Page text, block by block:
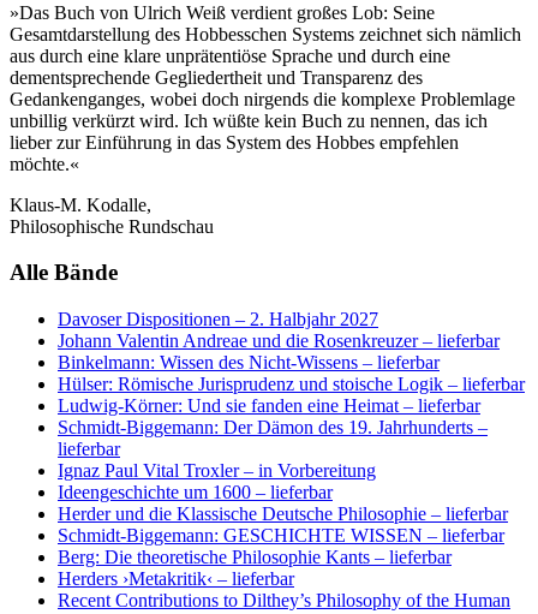
»Das Buch von Ulrich Weiß verdient großes Lob: Seine
Gesamtdarstellung des Hobbesschen Systems zeichnet sich nämlich
aus durch eine klare unprätentiöse Sprache und durch eine
dementsprechende Gegliedertheit und Transparenz des
Gedankenganges, wobei doch nirgends die komplexe Problemlage
unbillig verkürzt wird. Ich wüßte kein Buch zu nennen, das ich
lieber zur Einführung in das System des Hobbes empfehlen
möchte.«
Klaus-M. Kodalle,
Philosophische Rundschau
Alle Bände
Davoser Dispositionen – 2. Halbjahr 2027
Johann Valentin Andreae und die Rosenkreuzer– lieferbar
Binkelmann: Wissen des Nicht-Wissens – lieferbar
Hülser: Römische Jurisprudenz und stoische Logik – lieferbar
Ludwig-Körner: Und sie fanden eine Heimat – lieferbar
Schmidt-Biggemann: Der Dämon des 19. Jahrhunderts –
lieferbar
Ignaz Paul Vital Troxler– in Vorbereitung
Ideengeschichte um 1600 – lieferbar
Herder und die Klassische Deutsche Philosophie – lieferbar
Schmidt-Biggemann: GESCHICHTE WISSEN – lieferbar
Berg: Die theoretische Philosophie Kants – lieferbar
Herders ›Metakritik‹ – lieferbar
Recent Contributions to Dilthey’s Philosophy of the Human